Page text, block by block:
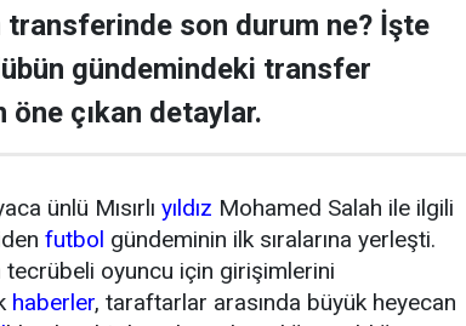
transferinde son durum ne? İşte
gündemindeki transfer
öne çıkan detaylar.
ünlü Mısırlı yıldız Mohamed Salah ile ilgili
futbol gündeminin ilk sıralarına yerleşti.
oyuncu için girişimlerini
haberler, taraftarlar arasında büyük heyecan